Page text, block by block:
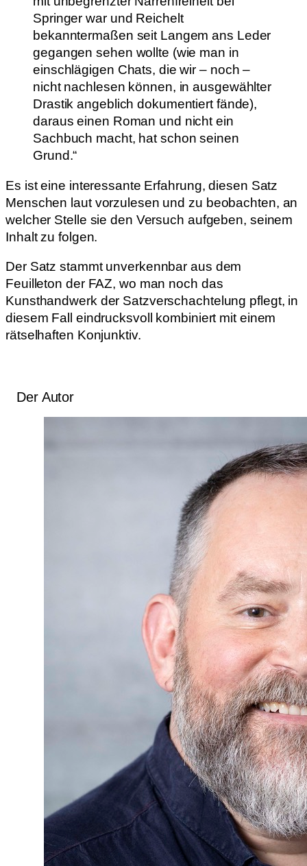
Springer war und Reichelt
bekanntermaßen seit Langem ans Leder
gegangen sehen wollte (wie man in
einschlägigen Chats, die wir – noch –
nicht nachlesen können, in ausgewählter
Drastik angeblich dokumentiert fände),
daraus einen Roman und nicht ein
Sachbuch macht, hat schon seinen
Grund.“
Es ist eine interessante Erfahrung, diesen Satz
Menschen laut vorzulesen und zu beobachten, an
welcher Stelle sie den Versuch aufgeben, seinem
Inhalt zu folgen.
Der Satz stammt unverkennbar aus dem
Feuilleton der FAZ, wo man noch das
Kunsthandwerk der Satzverschachtelung pflegt, in
diesem Fall eindrucksvoll kombiniert mit einem
rätselhaften Konjunktiv.
Der Autor